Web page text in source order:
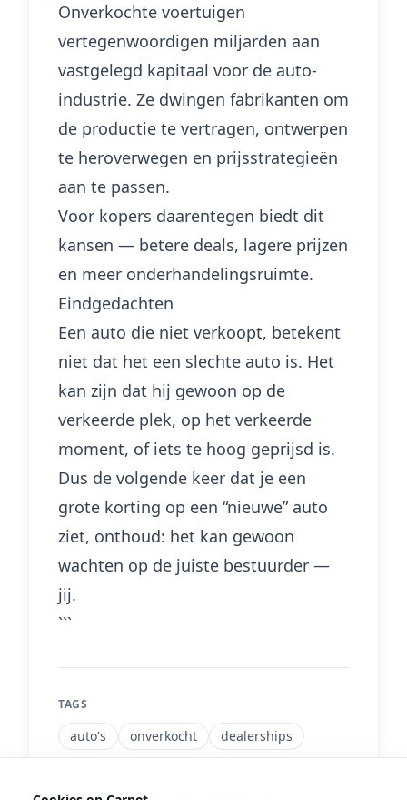
Onverkochte voertuigen
vertegenwoordigen miljarden aan
vastgelegd kapitaal voor de auto-
industrie. Ze dwingen fabrikanten om
de productie te vertragen, ontwerpen
te heroverwegen en prijsstrategieën
aan te passen.
Voor kopers daarentegen biedt dit
kansen — betere deals, lagere prijzen
en meer onderhandelingsruimte.
Eindgedachten
Een auto die niet verkoopt, betekent
niet dat het een slechte auto is. Het
kan zijn dat hij gewoon op de
verkeerde plek, op het verkeerde
moment, of iets te hoog geprijsd is.
Dus de volgende keer dat je een
grote korting op een “nieuwe” auto
ziet, onthoud: het kan gewoon
wachten op de juiste bestuurder —
jij.
```
TAGS
auto's onverkocht dealerships